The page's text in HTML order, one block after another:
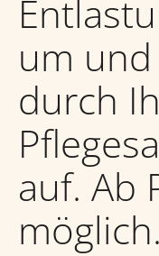
um
durch
auf. Ab
möglich.